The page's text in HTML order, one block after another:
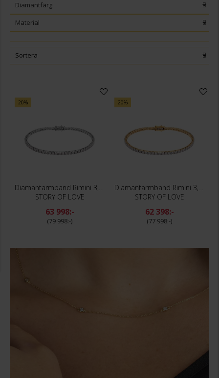
Diamantfärg
Material
Sortera
20%
Diamantarmband Rimini 3,00 ct
STORY OF LOVE
63 998:-
79 998:-
20%
Diamantarmband Rimini 3,00 ct
STORY OF LOVE
62 398:-
77 998:-